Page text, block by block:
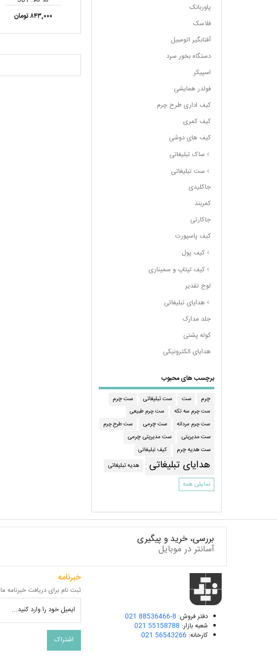
پاوربانک
فلاسک
آفتابگیر اتومبیل
دستگاه بخور سرد
اسپیکر
فولدر همایشی
کیف اداری طرح چرم
کیف کمری
کیف های دوشی
ساک تبلیغاتی
ست تبلیغاتی
جاکلیدی
کمربند
جاکارتی
کیف پاسپورت
کیف پول
کیف لپتاپ و سمیناری
لوح تقدیر
هدایای تبلیغاتی
جلد مدارک
کوله پشتی
هدایای الکترونیکی
برچسب های محبوب
چرم ست ست تبلیغاتی
ست چرم
ست چرم سه تکه
ست چرم طبیعی
ست چرم مردانه
ست چرمی
ست طرح چرم
ست مدیریتی
ست مدیریتی چرمی
ست هدیه چرم
کیف تبلیغاتی
هدایای تبلیغاتی هدیه تبلیغاتی
نمایش همه
۸۴۳,۰۰۰ تومان
بررسی، خرید و پیگیری
آسانتر در موبایل
دفتر فروش: 021 88536466-8
شعبه بازار: 021 55158788
کارخانه: 021 56543266
خبرنامه
ثبت نام برای دریافت خبرنامه ما
ایمیل خود را وارد کنید...
اشتراک